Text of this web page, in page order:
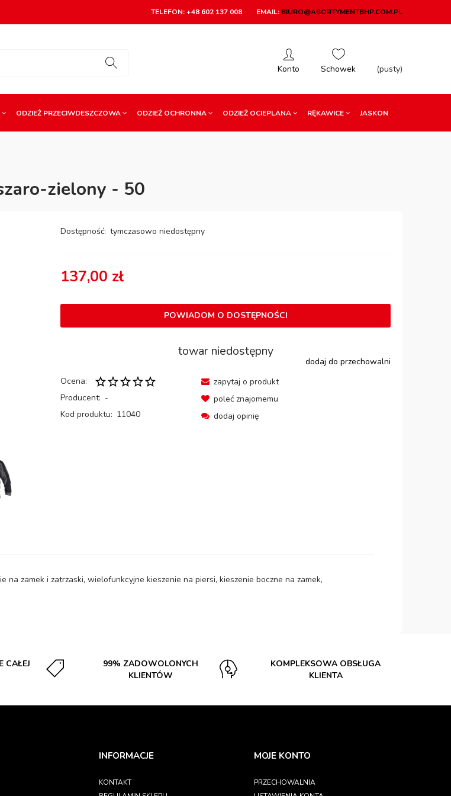
TELEFON: +48 602 137 008 EMAIL: BIURO@ASORTYMENTBHP.COM.PL
(pusty)
ODZIEŻ PRZECIWDESZCZOWA ODZIEŻ OCHRONNA ODZIEŻ OCIEPLANA RĘKAWICE JASKON
zielony - 50
Dostępność: tymczasowo niedostępny
137,00 zł
POWIADOM O DOSTĘPNOŚCI
towar niedostępny
dodaj do przechowalni
Ocena:
Producent: -
Kod produktu: 11040
zapytaj o produkt
poleć znajomemu
dodaj opinię
zamek i zatrzaski, wielofunkcyjne kieszenie na piersi, kieszenie boczne na zamek,
CAŁEJ
99% ZADOWOLONYCH
KLIENTÓW
KOMPLEKSOWA OBSŁUGA
KLIENTA
INFORMACJE
KONTAKT
MOJE KONTO
PRZECHOWALNIA